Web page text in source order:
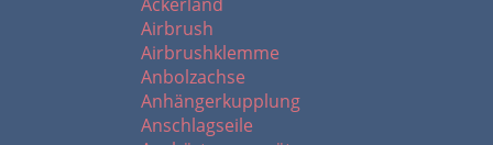
Airbrush
Airbrushklemme
Anbolzachse
Anhängerkupplung
Anschlagseile